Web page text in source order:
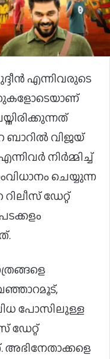
എന്നിവരുടെ
ബാറിൽ വിജയ്
നിർമ്മിച്ച്
ചെയ്യുന്ന
റിലീസ് ഡേറ്റ്
പോസിലുള്ള
ഡേറ്റ്